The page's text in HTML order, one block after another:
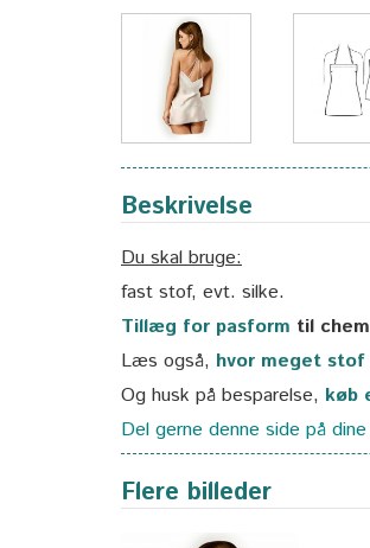
Beskrivelse
Du skal bruge:
fast stof, evt. silke.
Tillæg for pasform til
Læs også, hvor meget stof
Og husk på besparelse, køb
Del gerne denne side på
Flere billeder